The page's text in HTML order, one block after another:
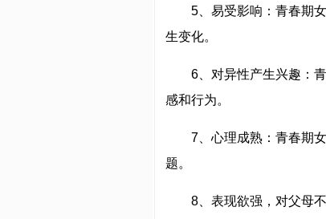
5、易受影响：青春期
生变化。
6、对异性产生兴趣：
感和行为。
7、心理成熟：青春期
题。
8、表现欲强，对父母不